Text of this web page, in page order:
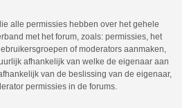
alle permissies hebben over het gehele
met het forum, zoals: permissies, het
of moderators aanmaken,
afhankelijk van welke de eigenaar aan
van de beslissing van de eigenaar,
permissies in de forums.